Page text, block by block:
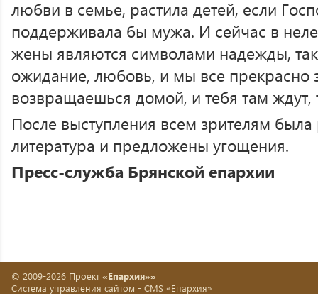
любви в семье, растила детей, если
поддерживала бы мужа. И сейчас в
жены являются символами надежды,
ожидание, любовь, и мы все прекрасно
возвращаешься домой, и тебя там ждут,
После выступления всем зрителям
литература и предложены угощения.
Пресс-служба Брянской епархии
© 2009-2026 Проект «Епархия»»
Система управления сайтом - CMS «Епархия»